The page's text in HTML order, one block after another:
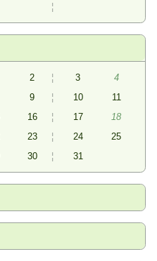
¦
2 ¦ 3
4
9 ¦ 10
11
16 ¦ 17
18
23 ¦ 24
25
30 ¦ 31